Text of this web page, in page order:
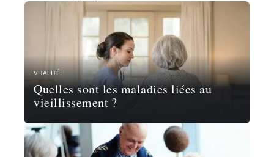
VITALITÉ
Quelles sont les maladies liées au
vieillissement ?